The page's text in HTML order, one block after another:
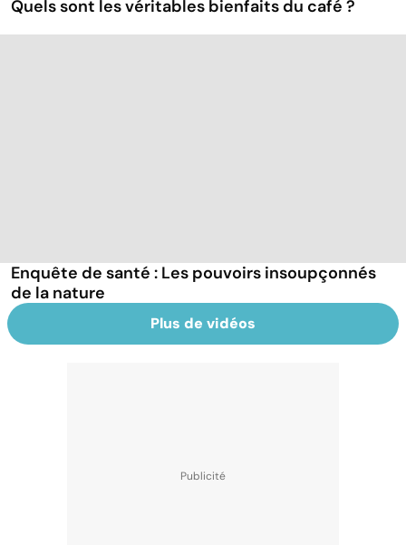
Quels sont les véritables bienfaits du café ?
Enquête de santé : Les pouvoirs insoupçonnés
de la nature
Plus de vidéos